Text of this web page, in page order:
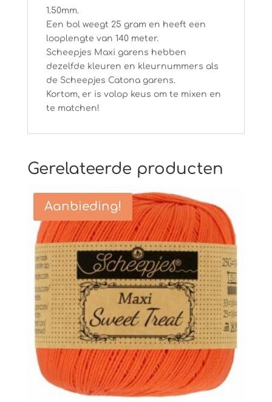
1.50mm.
Een bol weegt 25 gram en heeft een
looplengte van 140 meter.
Scheepjes Maxi garens hebben
dezelfde kleuren en kleurnummers als
de Scheepjes Catona garens.
Kortom, er is volop keus om te mixen en
te matchen!
Gerelateerde producten
Aanbieding!